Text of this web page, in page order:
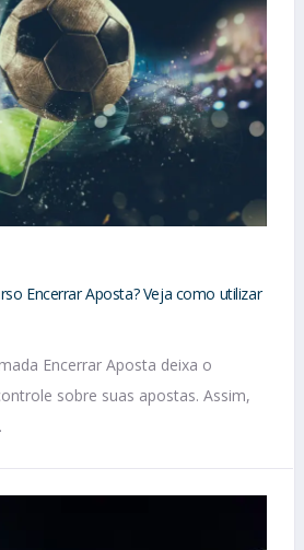
Encerrar Aposta? Veja como utilizar
Encerrar Aposta deixa o
sobre suas apostas. Assim,